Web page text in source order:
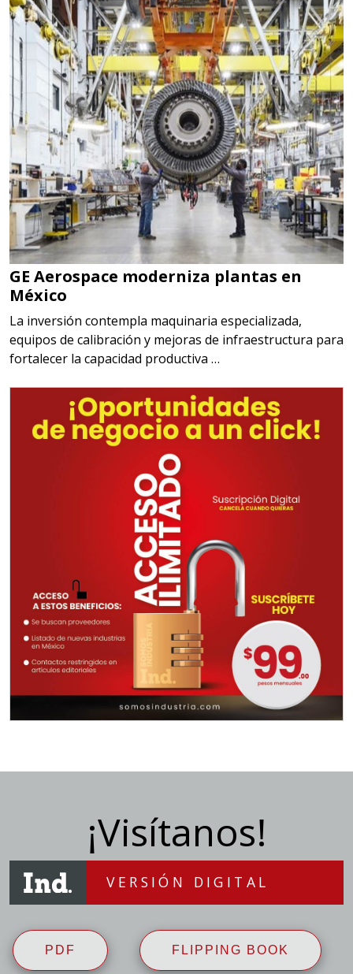
GE Aerospace moderniza plantas en
México
La inversión contempla maquinaria especializada,
equipos de calibración y mejoras de infraestructura para
fortalecer la capacidad productiva …
¡Visítanos!
VERSIÓN DIGITAL
PDF FLIPPING BOOK